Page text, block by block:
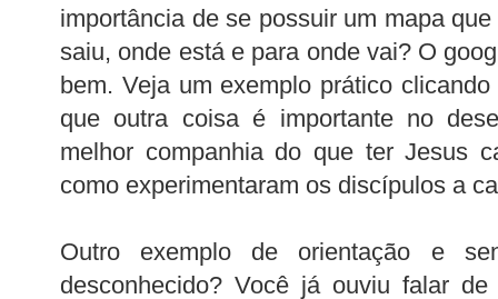
importância de se possuir um mapa
saiu, onde está e para onde vai? O
bem. Veja um exemplo prático
que outra coisa é importante no
melhor companhia do que ter Jesus
como experimentaram os discípulos a
Outro exemplo de orientação e
desconhecido? Você já ouviu falar